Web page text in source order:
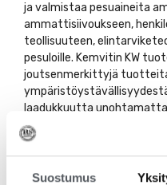
Suostumus
ja valmistaa pesuaineita
ammattisiivoukseen,
teollisuuteen,
pesuloille. Kemvitin KW
joutsenmerkittyjä
laadukkuutta
Tutustu